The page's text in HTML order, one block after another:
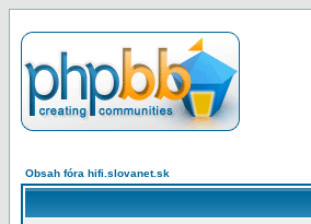
Obsah fóra hifi.slovanet.sk